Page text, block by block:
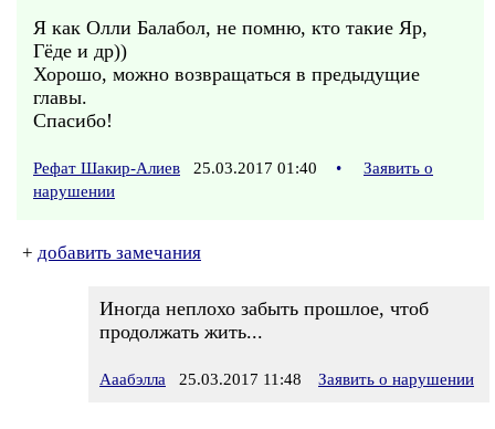
Я как Олли Балабол, не помню, кто такие Яр,
Гёде и др))
Хорошо, можно возвращаться в предыдущие
главы.
Спасибо!
Рефат Шакир-Алиев 25.03.2017 01:40 •
Заявить о
нарушении
+ добавить замечания
Иногда неплохо забыть прошлое, чтоб
продолжать жить...
Ааабэлла 25.03.2017 11:48 Заявить о нарушении